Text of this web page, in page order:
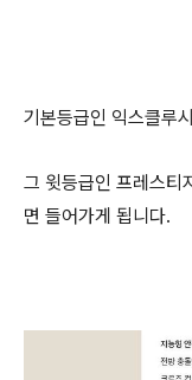
기본등급인 익스클루
그 윗등급인 프레스티
면 들어가게 됩니다.